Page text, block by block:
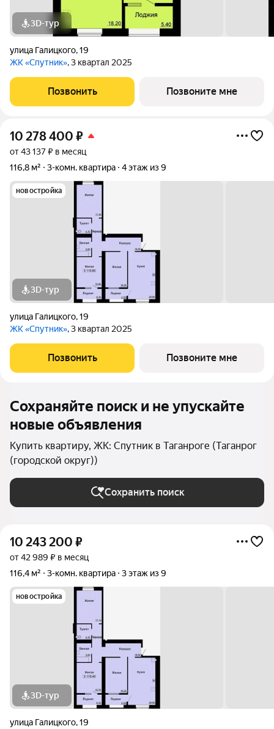
3D-тур
улица Галицкого,19
ЖК «Спутник», 3 квартал 2025
Позвонить Позвоните мне
10 278 400 ₽
от 43 137 ₽ в месяц
116,8 м²
3-комн. квартира 4 этаж из 9
новостройка
3D-тур
улица Галицкого,19
ЖК «Спутник», 3 квартал 2025
Позвонить Позвоните мне
Сохраняйте поиск и не упускайте
новые объявления
Купить квартиру, ЖК: Спутник в Таганроге (Таганрог
(городской округ))
Сохранить поиск
10 243 200 ₽
от 42 989 ₽ в месяц
116,4 м²
3-комн. квартира 3 этаж из 9
новостройка
3D-тур
улица Галицкого,19